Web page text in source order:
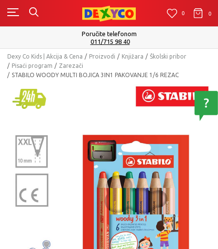
0 0 0
Isporuku možete očekivati u roku od 2 do 4 radna dana!
Pogledaj više
Dexy Co Kids | Akcija & Cena Proizvodi Knjižara
Školski pribor
Pisaći program
Zarezači
STABILO WOODY MULTI BOJICA 3IN1 PAKOVANJE 1/6 REZAC